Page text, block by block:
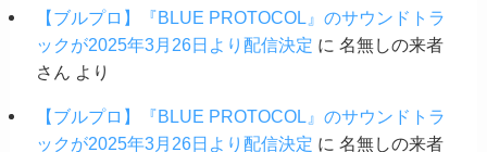
【ブルプロ】『BLUE PROTOCOL』のサウンドトラ
ックが2025年3月26日より配信決定 に 名無しの来者
さん より
【ブルプロ】『BLUE PROTOCOL』のサウンドトラ
ックが2025年3月26日より配信決定 に 名無しの来者